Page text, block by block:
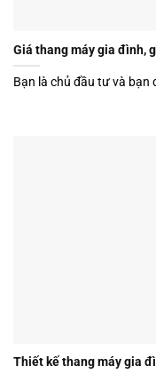
Giá thang máy gia đình,
Bạn là chủ đầu tư và
Thiết kế thang máy gia